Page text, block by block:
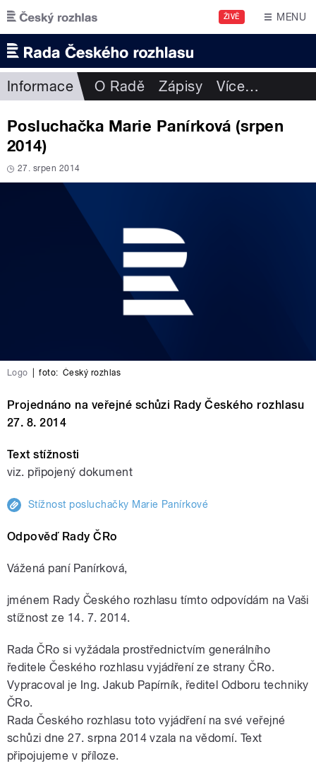
Přejít k hlavnímu obsahu
ŽIVĚ MENU
Informace O Radě Zápisy Více…
Posluchačka Marie Panírková (srpen
2014)
27. srpen 2014
Logo foto: Český rozhlas
Projednáno na veřejné schůzi Rady Českého rozhlasu
27. 8. 2014
Text stížnosti
viz. připojený dokument
Stížnost posluchačky Marie Panírkové
Odpověď Rady ČRo
Vážená paní Panírková,
jménem Rady Českého rozhlasu tímto odpovídám na Vaši
stížnost ze 14. 7. 2014.
Rada ČRo si vyžádala prostřednictvím generálního
ředitele Českého rozhlasu vyjádření ze strany ČRo.
Vypracoval je Ing. Jakub Papírník, ředitel Odboru techniky
ČRo.
Rada Českého rozhlasu toto vyjádření na své veřejné
schůzi dne 27. srpna 2014 vzala na vědomí. Text
připojujeme v příloze.